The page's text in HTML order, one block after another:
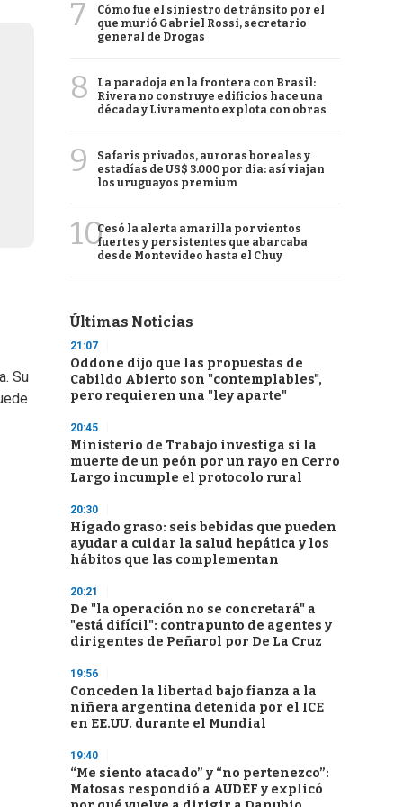
Su
7
Cómo fue el siniestro de tránsito por el
que murió Gabriel Rossi, secretario
general de Drogas
8
La paradoja en la frontera con Brasil:
Rivera no construye edificios hace una
década y Livramento explota con obras
9
Safaris privados, auroras boreales y
estadías de US$ 3.000 por día: así viajan
los uruguayos premium
10Cesó la alerta amarilla por vientos
fuertes y persistentes que abarcaba
desde Montevideo hasta el Chuy
Últimas Noticias
21:07
Oddone dijo que las propuestas de
Cabildo Abierto son "contemplables",
pero requieren una "ley aparte"
20:45
Ministerio de Trabajo investiga si la
muerte de un peón por un rayo en Cerro
Largo incumple el protocolo rural
20:30
Hígado graso: seis bebidas que pueden
ayudar a cuidar la salud hepática y los
hábitos que las complementan
20:21
De "la operación no se concretará" a
"está difícil": contrapunto de agentes y
dirigentes de Peñarol por De La Cruz
19:56
Conceden la libertad bajo fianza a la
niñera argentina detenida por el ICE
en EE.UU. durante el Mundial
19:40
“Me siento atacado” y “no pertenezco”:
Matosas respondió a AUDEF y explicó